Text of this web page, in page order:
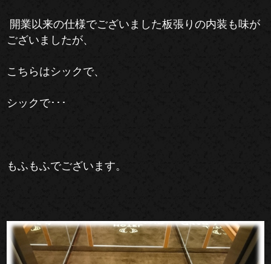
開業以来の仕様でございました板張りの内装も味が
ございましたが、
こちらはシックで、
シックで･･･
もふもふでございます。